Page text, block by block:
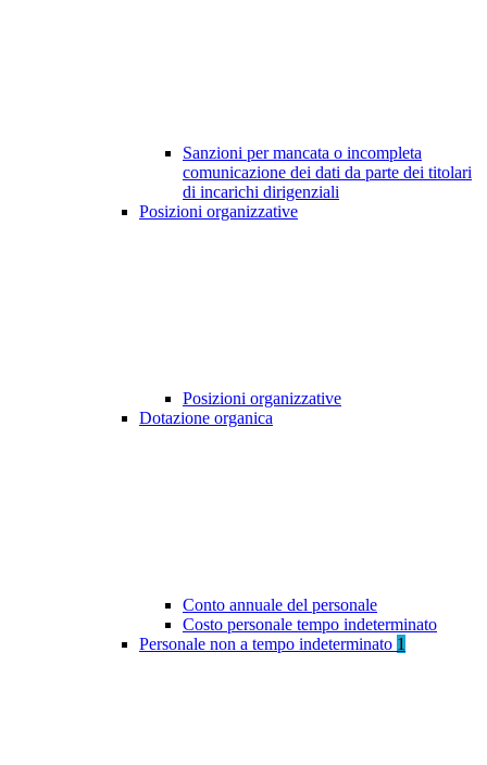
Sanzioni per mancata o incompleta
comunicazione dei dati da parte dei titolari
di incarichi dirigenziali
Posizioni organizzative
Posizioni organizzative
Dotazione organica
Conto annuale del personale
Costo personale tempo indeterminato
Personale non a tempo indeterminato 1